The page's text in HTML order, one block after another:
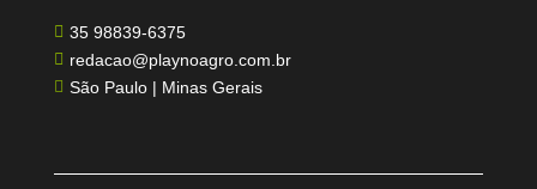
 35 98839-6375
 redacao@playnoagro.com.br
 São Paulo | Minas Gerais